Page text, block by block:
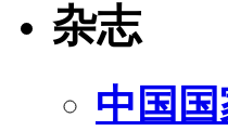
杂志
中国